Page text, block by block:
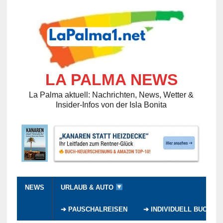
LA PALMA NEWS
La Palma aktuell: Nachrichten, News, Wetter &
Insider-Infos von der Isla Bonita
NEWS URLAUB & AUTO
➔ PAUSCHALREISEN ➔ INDIVIDUELL BUCHEN